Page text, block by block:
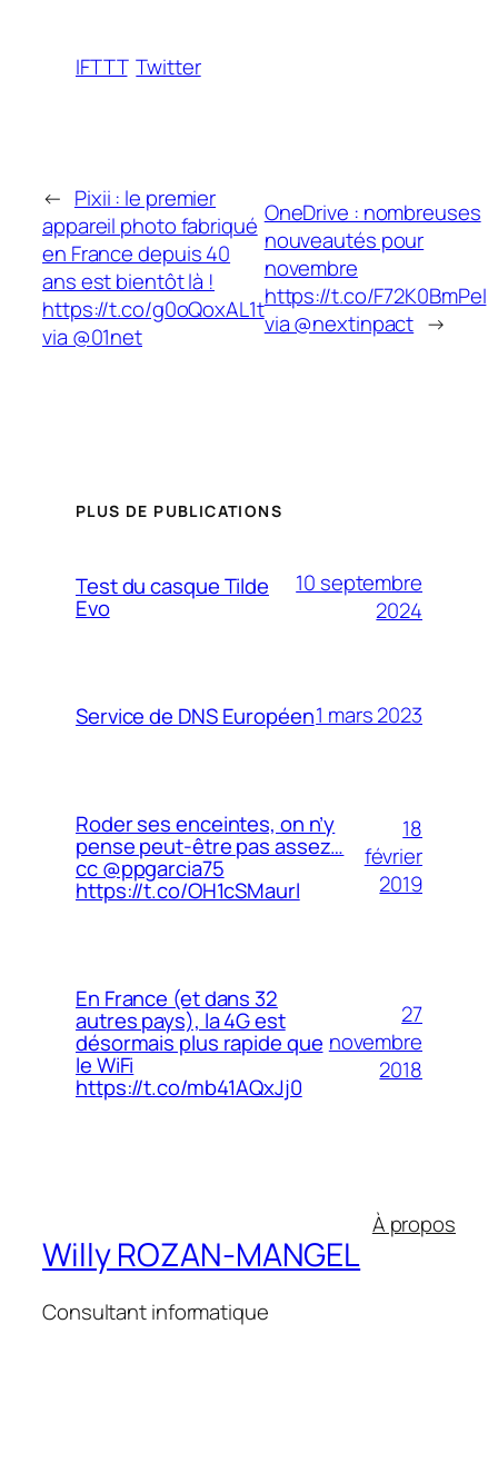
IFTTT Twitter
← Pixii : le premier
appareil photo fabriqué
en France depuis 40
ans est bientôt là !
https://t.co/g0oQoxAL1t
via @01net
OneDrive : nombreuses
nouveautés pour
novembre
https://t.co/F72K0BmPeI
via @nextinpact →
PLUS DE PUBLICATIONS
Test du casque Tilde
Evo
10 septembre
2024
Service de DNS Européen1 mars 2023
Roder ses enceintes, on n’y
pense peut-être pas assez…
cc @ppgarcia75
https://t.co/OH1cSMaurl
18
février
2019
En France (et dans 32
autres pays), la 4G est
désormais plus rapide que
le WiFi
https://t.co/mb41AQxJj0
27
novembre
2018
Willy ROZAN-MANGEL
Consultant informatique
À propos